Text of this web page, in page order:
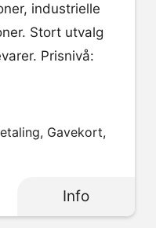
industrielle
Stort utvalg
Prisnivå:
Info